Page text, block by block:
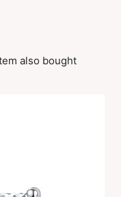
also bought